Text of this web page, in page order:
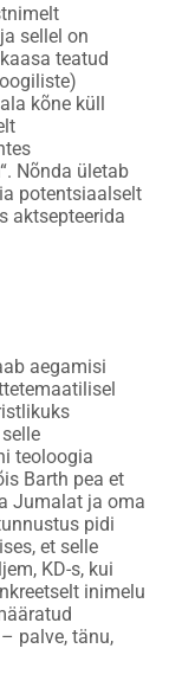
sellel on
teatud
kõne küll
Nõnda ületab
potentsiaalselt
aktsepteerida
aegamisi
teoloogia
Barth pea et
Jumalat ja oma
pidi
et selle
KD-s, kui
inimelu
palve, tänu,